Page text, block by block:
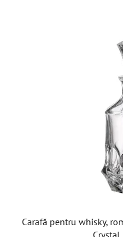
Carafă pentru whisky,